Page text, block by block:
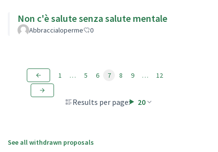
Non c'è salute senza salute mentale
Abbraccialoperme 0
Results per page: 20
1 … 5 6 7 8 9 … 12
See all withdrawn proposals